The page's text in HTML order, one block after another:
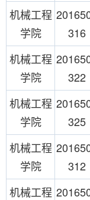
机械工程
学院
316
机械工程
学院
322
机械工程
学院
325
机械工程
学院
312
机械工程